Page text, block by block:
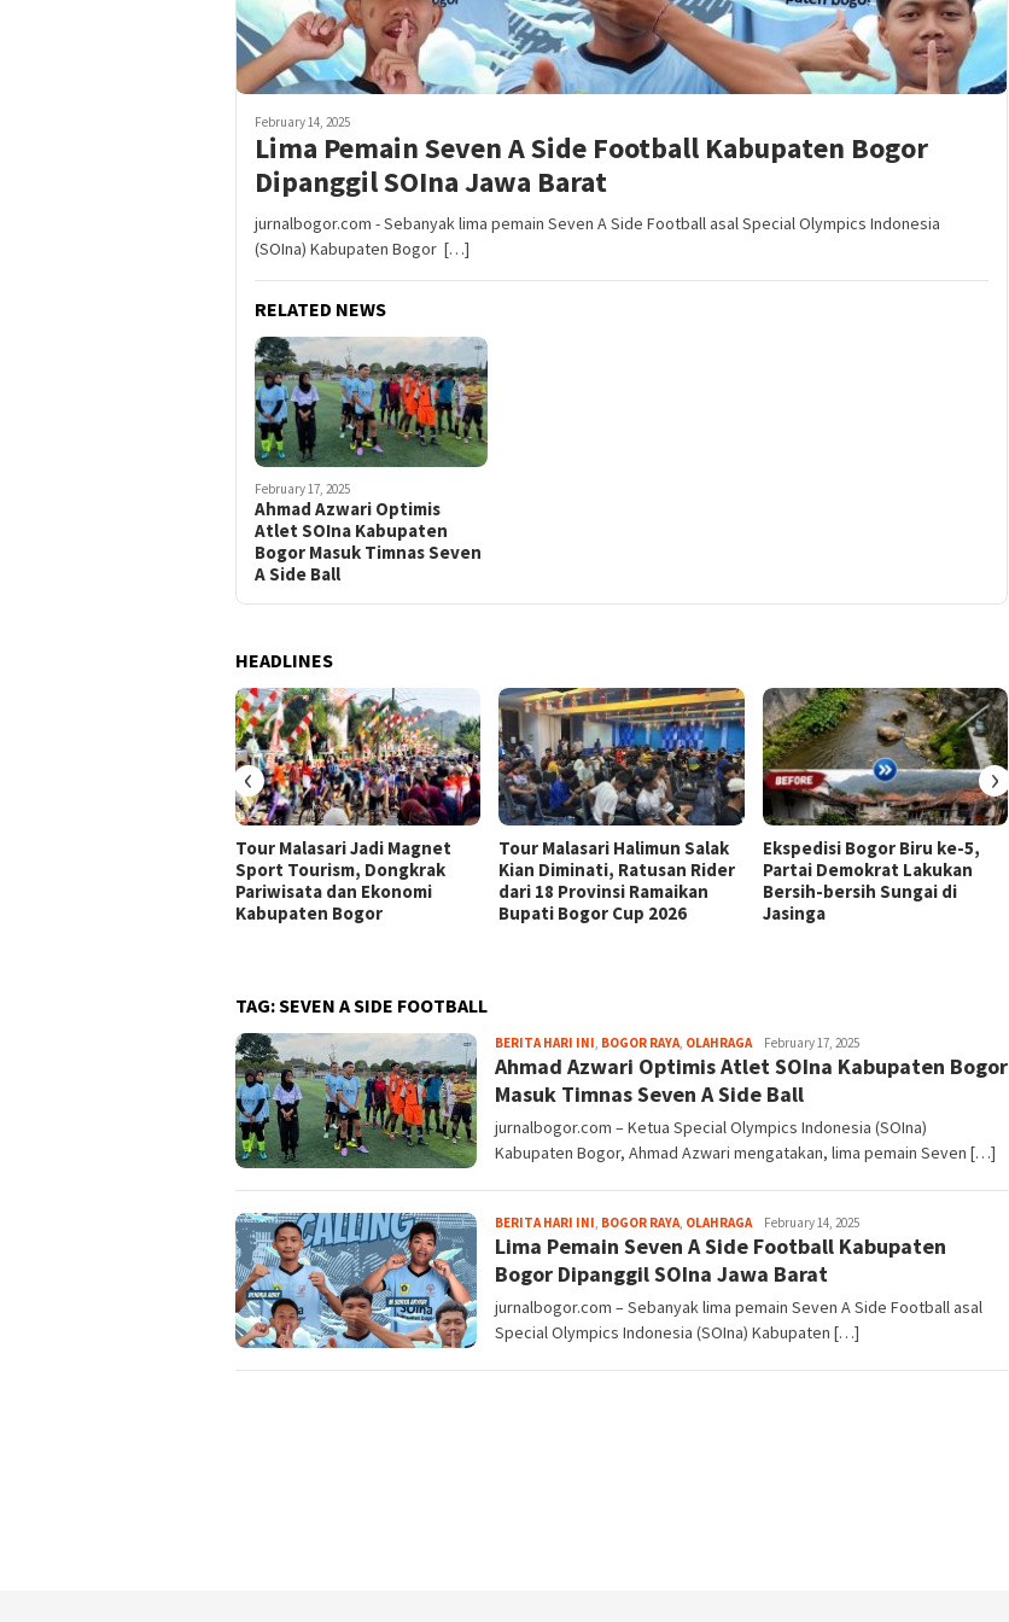
February 14, 2025
Lima Pemain Seven A Side Football Kabupaten Bogor
Dipanggil SOIna Jawa Barat
jurnalbogor.com - Sebanyak lima pemain Seven A Side Football asal Special Olympics Indonesia
(SOIna) Kabupaten Bogor […]
RELATED NEWS
February 17, 2025
Ahmad Azwari Optimis
Atlet SOIna Kabupaten
Bogor Masuk Timnas Seven
A Side Ball
HEADLINES
Tour Malasari Jadi Magnet
Sport Tourism, Dongkrak
Pariwisata dan Ekonomi
Kabupaten Bogor
Tour Malasari Halimun Salak
Kian Diminati, Ratusan Rider
dari 18 Provinsi Ramaikan
Bupati Bogor Cup 2026
Ekspedisi Bogor Biru ke-5,
Partai Demokrat Lakukan
Bersih-bersih Sungai di
Jasinga
‹ ›
TAG:SEVEN A SIDE FOOTBALL
BERITA HARI INI, BOGOR RAYA, OLAHRAGAAga
Alamanda
February 17, 2025
Ahmad Azwari Optimis Atlet SOIna Kabupaten Bogor
Masuk Timnas Seven A Side Ball
jurnalbogor.com – Ketua Special Olympics Indonesia (SOIna)
Kabupaten Bogor, Ahmad Azwari mengatakan, lima pemain Seven […]
BERITA HARI INI, BOGOR RAYA, OLAHRAGAAga
Alamanda
February 14, 2025
Lima Pemain Seven A Side Football Kabupaten
Bogor Dipanggil SOIna Jawa Barat
jurnalbogor.com – Sebanyak lima pemain Seven A Side Football asal
Special Olympics Indonesia (SOIna) Kabupaten […]